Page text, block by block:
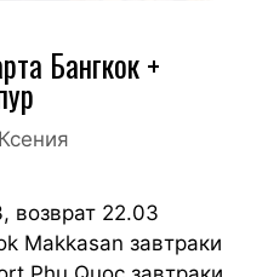
Бангкок +
возврат 22.03
Makkasan завтраки